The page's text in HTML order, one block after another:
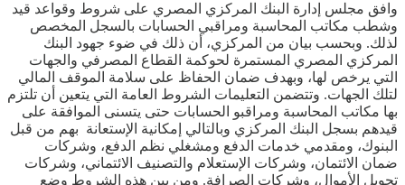
وافق مجلس إدارة البنك المركزي المصري على شروط وقواعد قيد
وشطب مكاتب المحاسبة ومراقبي الحسابات بالسجل المخصص
لذلك. وبحسب بيان من المركزي، أن ذلك في ضوء جهود البنك
المركزي المصري المستمرة لحوكمة القطاع المصرفي والجهات
التي يرخص لها، وبهدف ضمان الحفاظ على سلامة الموقف المالي
لتلك الجهات. وتتضمن التعليمات الشروط العامة التي يتعين أن تلتزم
بها مكاتب المحاسبة ومراقبو الحسابات حتى يتسنى الموافقة على
قيدهم بسجل البنك المركزي وبالتالي إمكانية الإستعانة بهم من قبل
البنوك، ومقدمي خدمات الدفع ومشغلي نظم الدفع، وشركات
ضمان الائتمان، وشركات الإستعلام والتصنيف الائتماني، وشركات
تحويل الأموال، وشركات الصرافة. ومن بين هذه الشروط وضع